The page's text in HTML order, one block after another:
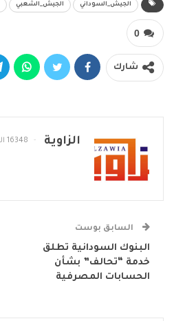
الجيش_السوداني الجيش_الشعبي
0
شارك
الزاوية 16348 المشاركات
السابق بوست
البنوك السودانية تطلق
خدمة “تحالف” بشأن
الحسابات المصرفية